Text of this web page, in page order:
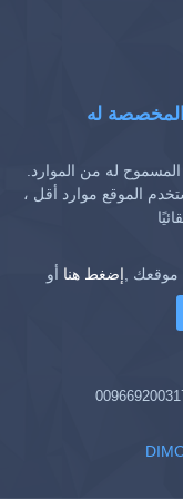
المخصصة له
له من الموارد.
الموقع موارد أقل ،
موقعك ,إضغط هنا أو